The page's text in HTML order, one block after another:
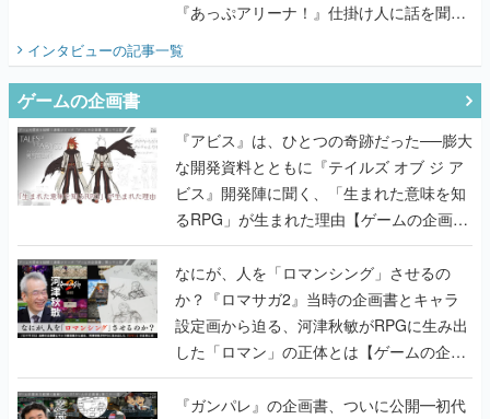
『あっぷアリーナ！』仕掛け人に話を聞い
てみた
インタビューの記事一覧
ゲームの企画書
『アビス』は、ひとつの奇跡だった──膨大
な開発資料とともに『テイルズ オブ ジ ア
ビス』開発陣に聞く、「生まれた意味を知
るRPG」が生まれた理由【ゲームの企画
書】
なにが、人を「ロマンシング」させるの
か？『ロマサガ2』当時の企画書とキャラ
設定画から迫る、河津秋敏がRPGに生み出
した「ロマン」の正体とは【ゲームの企画
書】
『ガンパレ』の企画書、ついに公開━初代